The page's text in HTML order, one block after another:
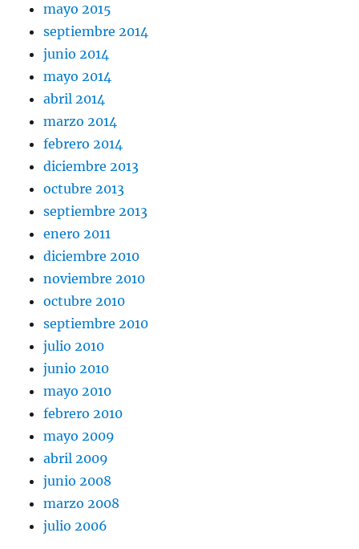
mayo 2015
septiembre 2014
junio 2014
mayo 2014
abril 2014
marzo 2014
febrero 2014
diciembre 2013
octubre 2013
septiembre 2013
enero 2011
diciembre 2010
noviembre 2010
octubre 2010
septiembre 2010
julio 2010
junio 2010
mayo 2010
febrero 2010
mayo 2009
abril 2009
junio 2008
marzo 2008
julio 2006